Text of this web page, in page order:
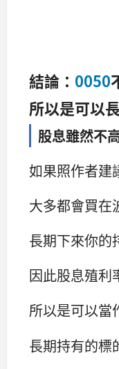
結論： 0050
所以是可以
股息雖然不
如果照作者建
大多都會買在
長期下來你的
因此股息殖利
所以是可以當
長期持有的標